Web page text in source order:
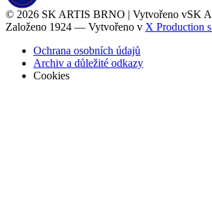
© 2026 SK ARTIS BRNO | Vytvořeno vSK
Založeno 1924 — Vytvořeno v X Production
Ochrana osobních údajů
Archiv a důležité odkazy
Cookies